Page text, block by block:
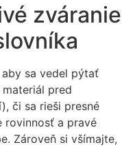
zváranie
sa vedel pýtať
pred
či sa rieši presné
rovinnosť a pravé
Zároveň si všímajte,